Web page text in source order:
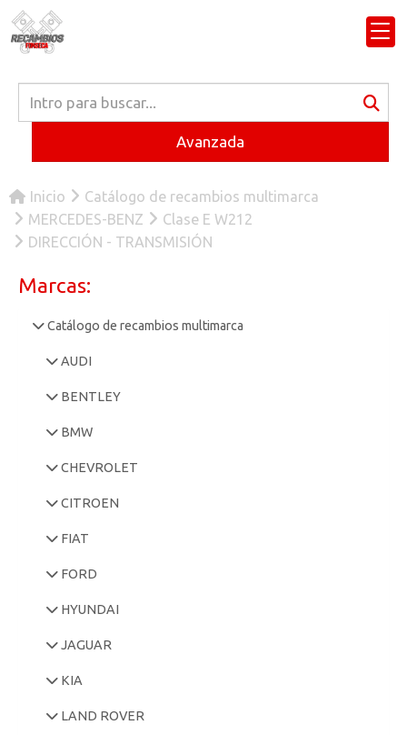
Avanzada
Inicio
Catálogo de recambios multimarca
MERCEDES-BENZ
Clase E W212
DIRECCIÓN - TRANSMISIÓN
Marcas:
Catálogo de recambios multimarca
AUDI
BENTLEY
BMW
CHEVROLET
CITROEN
FIAT
FORD
HYUNDAI
JAGUAR
KIA
LAND ROVER